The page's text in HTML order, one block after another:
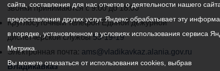
администрации
местного
самоуправления
города
Владикавказ:
звонки принимаются с 9:00 до 18:00
Круглосуточный телефон Единой дежурной
диспетчерской службы53-19-19
Электронная почта: ams@vladikavkaz.alania.gov.ru
Владикавказ
сайта, составления для нас отчетов о деятельности нашего
предоставления других услуг. Яндекс обрабатывает эту
в порядке, установленном в условиях использования сервиса
Метрика.
Вы можете отказаться от использования cookies, выбрав